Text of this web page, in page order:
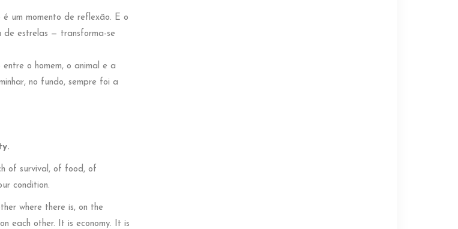
um momento de reflexão. E o
estrelas — transforma-se
o homem, o animal e a
no fundo, sempre foi a
of survival, of food, of
condition.
where there is, on the
each other. It is economy. It is